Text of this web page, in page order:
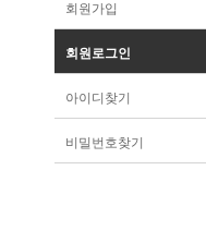
회원가입
회원로그인
아이디찾기
비밀번호찾기